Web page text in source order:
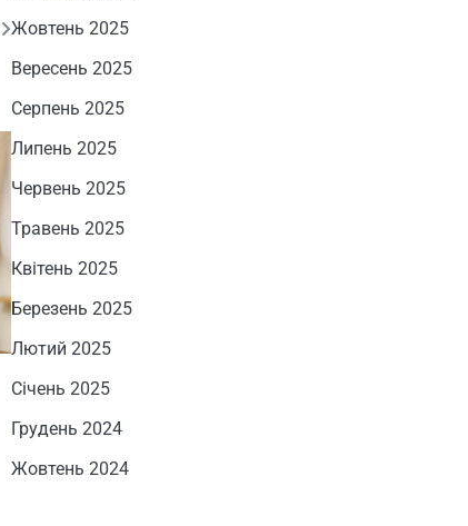
Жовтень 2025
Вересень 2025
Серпень 2025
Липень 2025
Червень 2025
Травень 2025
Квітень 2025
Березень 2025
Лютий 2025
Січень 2025
Грудень 2024
Жовтень 2024